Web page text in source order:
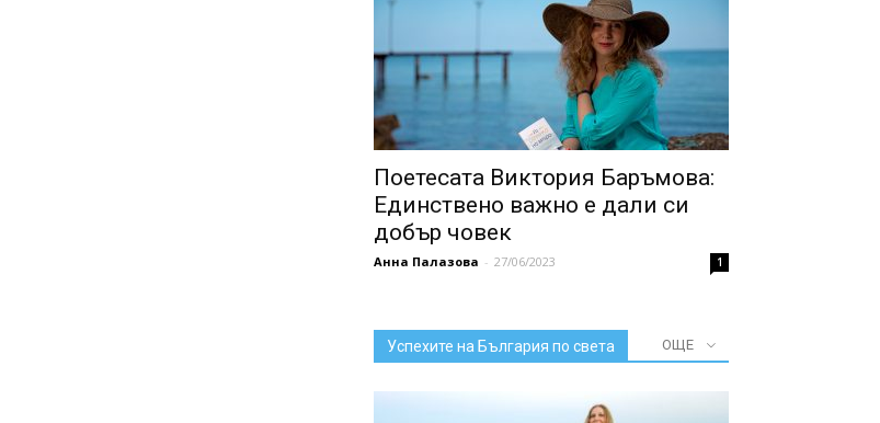
Поетесата Виктория Баръмова:
Единствено важно е дали си
добър човек
Анна Палазова - 27/06/2023 1
Успехите на България по света ОЩЕ